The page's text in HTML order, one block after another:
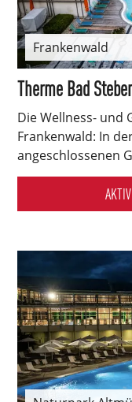
Frankenwald
Therme Bad
Die Wellness- und
Frankenwald: In
angeschlossenen